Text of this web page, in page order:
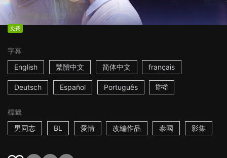
2025
免費
字幕
English
繁體中文 简体中文 français
Deutsch Español Português हिन्दी
標籤
男同志
BL 愛情 改編作品 泰國 影集